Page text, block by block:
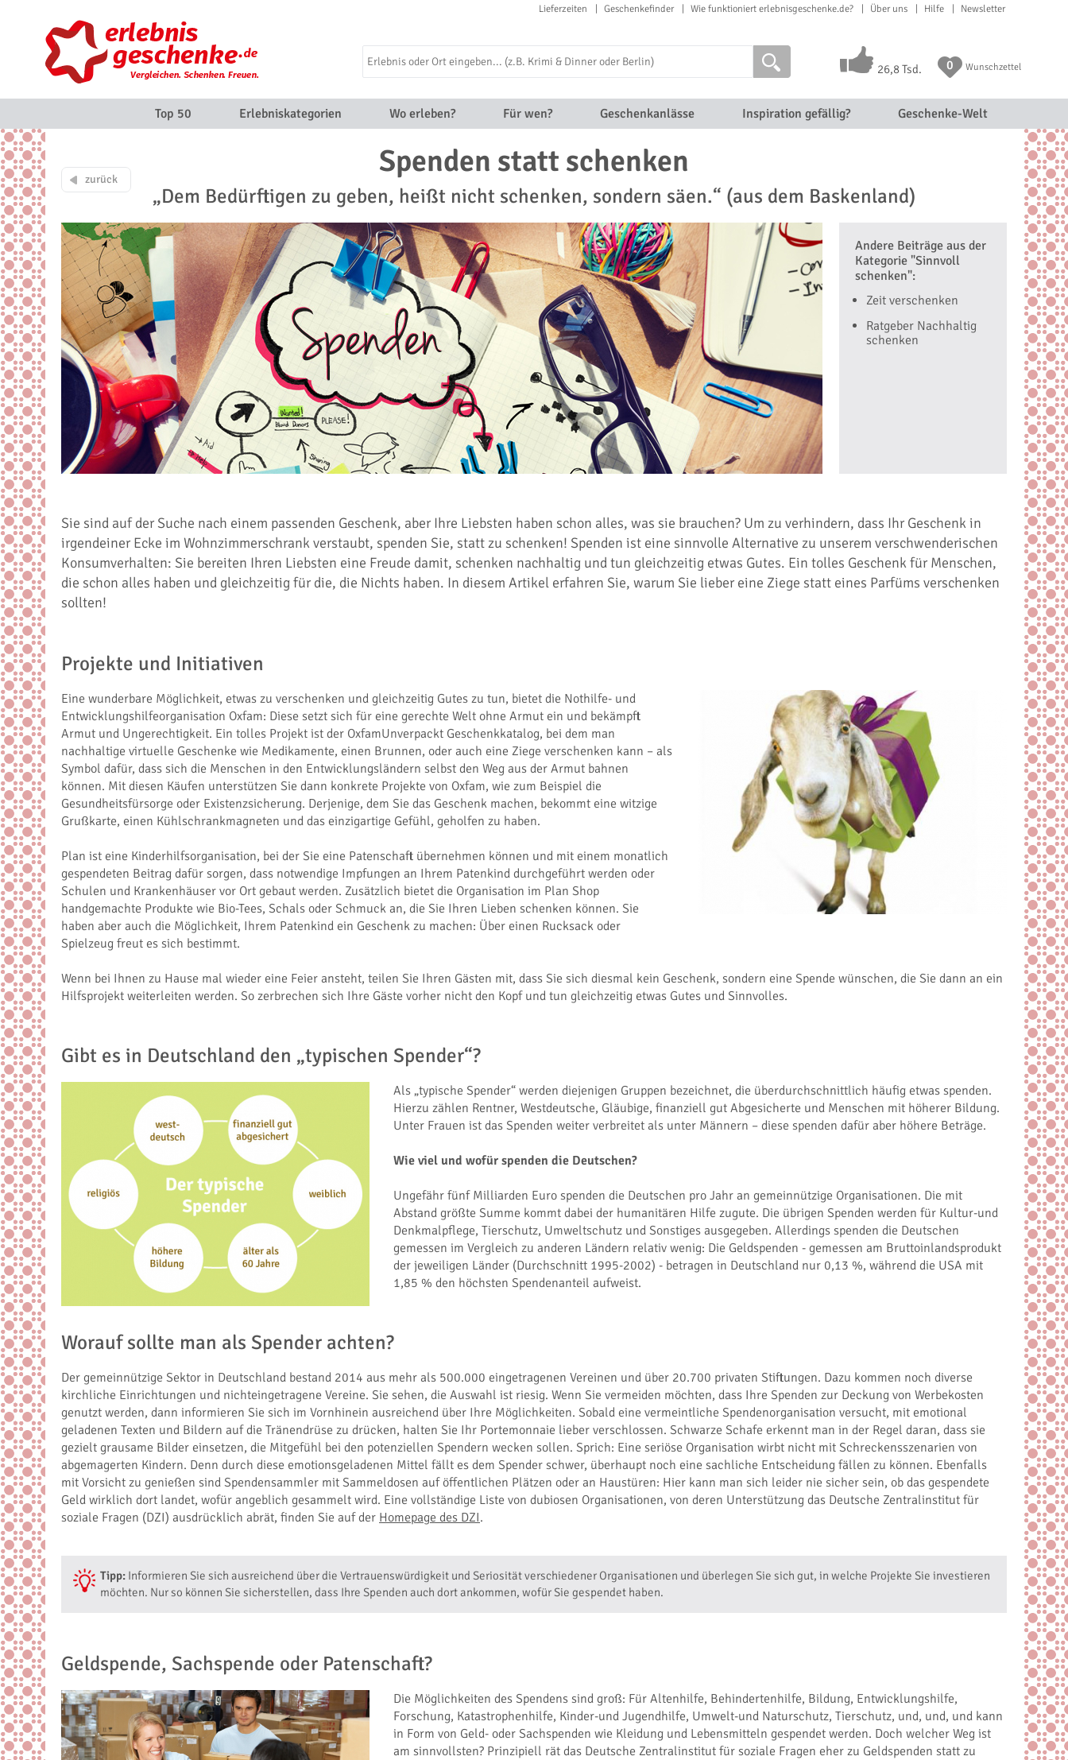
Lieferzeiten Geschenkefinder Wie funktioniert erlebnisgeschenke.de? Über uns Hilfe Newsletter
26,8 Tsd. 0 Wunschzettel
Top 50 Erlebniskategorien Wo erleben? Für wen? Geschenkanlässe Inspiration gefällig? Geschenke-Welt
Spenden statt schenken
„Dem Bedürftigen zu geben, heißt nicht schenken, sondern säen.“ (aus dem Baskenland)
zurück
Andere Beiträge aus der
Kategorie "Sinnvoll
schenken":
Zeit verschenken
Ratgeber Nachhaltig
schenken
Sie sind auf der Suche nach einem passenden Geschenk, aber Ihre Liebsten haben schon alles, was sie brauchen? Um zu verhindern, dass Ihr Geschenk in
irgendeiner Ecke im Wohnzimmerschrank verstaubt, spenden Sie, statt zu schenken! Spenden ist eine sinnvolle Alternative zu unserem verschwenderischen
Konsumverhalten: Sie bereiten Ihren Liebsten eine Freude damit, schenken nachhaltig und tun gleichzeitig etwas Gutes. Ein tolles Geschenk für Menschen,
die schon alles haben und gleichzeitig für die, die Nichts haben. In diesem Artikel erfahren Sie, warum Sie lieber eine Ziege statt eines Parfüms verschenken
sollten!
Projekte und Initiativen
Eine wunderbare Möglichkeit, etwas zu verschenken und gleichzeitig Gutes zu tun, bietet die Nothilfe- und
Entwicklungshilfeorganisation Oxfam: Diese setzt sich für eine gerechte Welt ohne Armut ein und bekämpft
Armut und Ungerechtigkeit. Ein tolles Projekt ist der OxfamUnverpackt Geschenkkatalog, bei dem man
nachhaltige virtuelle Geschenke wie Medikamente, einen Brunnen, oder auch eine Ziege verschenken kann – als
Symbol dafür, dass sich die Menschen in den Entwicklungsländern selbst den Weg aus der Armut bahnen
können. Mit diesen Käufen unterstützen Sie dann konkrete Projekte von Oxfam, wie zum Beispiel die
Gesundheitsfürsorge oder Existenzsicherung. Derjenige, dem Sie das Geschenk machen, bekommt eine witzige
Grußkarte, einen Kühlschrankmagneten und das einzigartige Gefühl, geholfen zu haben.
Plan ist eine Kinderhilfsorganisation, bei der Sie eine Patenschaft übernehmen können und mit einem monatlich
gespendeten Beitrag dafür sorgen, dass notwendige Impfungen an Ihrem Patenkind durchgeführt werden oder
Schulen und Krankenhäuser vor Ort gebaut werden. Zusätzlich bietet die Organisation im Plan Shop
handgemachte Produkte wie Bio-Tees, Schals oder Schmuck an, die Sie Ihren Lieben schenken können. Sie
haben aber auch die Möglichkeit, Ihrem Patenkind ein Geschenk zu machen: Über einen Rucksack oder
Spielzeug freut es sich bestimmt.
Wenn bei Ihnen zu Hause mal wieder eine Feier ansteht, teilen Sie Ihren Gästen mit, dass Sie sich diesmal kein Geschenk, sondern eine Spende wünschen, die Sie dann an ein
Hilfsprojekt weiterleiten werden. So zerbrechen sich Ihre Gäste vorher nicht den Kopf und tun gleichzeitig etwas Gutes und Sinnvolles.
Gibt es in Deutschland den „typischen Spender“?
Als „typische Spender“ werden diejenigen Gruppen bezeichnet, die überdurchschnittlich häufig etwas spenden.
Hierzu zählen Rentner, Westdeutsche, Gläubige, finanziell gut Abgesicherte und Menschen mit höherer Bildung.
Unter Frauen ist das Spenden weiter verbreitet als unter Männern – diese spenden dafür aber höhere Beträge.
Wie viel und wofür spenden die Deutschen?
Ungefähr fünf Milliarden Euro spenden die Deutschen pro Jahr an gemeinnützige Organisationen. Die mit
Abstand größte Summe kommt dabei der humanitären Hilfe zugute. Die übrigen Spenden werden für Kultur-und
Denkmalpflege, Tierschutz, Umweltschutz und Sonstiges ausgegeben. Allerdings spenden die Deutschen
gemessen im Vergleich zu anderen Ländern relativ wenig: Die Geldspenden - gemessen am Bruttoinlandsprodukt
der jeweiligen Länder (Durchschnitt 1995-2002) - betragen in Deutschland nur 0,13 %, während die USA mit
1,85 % den höchsten Spendenanteil aufweist.
Worauf sollte man als Spender achten?
Der gemeinnützige Sektor in Deutschland bestand 2014 aus mehr als 500.000 eingetragenen Vereinen und über 20.700 privaten Stiftungen. Dazu kommen noch diverse
kirchliche Einrichtungen und nichteingetragene Vereine. Sie sehen, die Auswahl ist riesig. Wenn Sie vermeiden möchten, dass Ihre Spenden zur Deckung von Werbekosten
genutzt werden, dann informieren Sie sich im Vornhinein ausreichend über Ihre Möglichkeiten. Sobald eine vermeintliche Spendenorganisation versucht, mit emotional
geladenen Texten und Bildern auf die Tränendrüse zu drücken, halten Sie Ihr Portemonnaie lieber verschlossen. Schwarze Schafe erkennt man in der Regel daran, dass sie
gezielt grausame Bilder einsetzen, die Mitgefühl bei den potenziellen Spendern wecken sollen. Sprich: Eine seriöse Organisation wirbt nicht mit Schreckensszenarien von
abgemagerten Kindern. Denn durch diese emotionsgeladenen Mittel fällt es dem Spender schwer, überhaupt noch eine sachliche Entscheidung fällen zu können. Ebenfalls
mit Vorsicht zu genießen sind Spendensammler mit Sammeldosen auf öffentlichen Plätzen oder an Haustüren: Hier kann man sich leider nie sicher sein, ob das gespendete
Geld wirklich dort landet, wofür angeblich gesammelt wird. Eine vollständige Liste von dubiosen Organisationen, von deren Unterstützung das Deutsche Zentralinstitut für
soziale Fragen (DZI) ausdrücklich abrät, finden Sie auf der Homepage des DZI.
Tipp: Informieren Sie sich ausreichend über die Vertrauenswürdigkeit und Seriosität verschiedener Organisationen und überlegen Sie sich gut, in welche Projekte Sie investieren
möchten. Nur so können Sie sicherstellen, dass Ihre Spenden auch dort ankommen, wofür Sie gespendet haben.
Geldspende, Sachspende oder Patenschaft?
Die Möglichkeiten des Spendens sind groß: Für Altenhilfe, Behindertenhilfe, Bildung, Entwicklungshilfe,
Forschung, Katastrophenhilfe, Kinder-und Jugendhilfe, Umwelt-und Naturschutz, Tierschutz, und, und, und kann
in Form von Geld- oder Sachspenden wie Kleidung und Lebensmitteln gespendet werden. Doch welcher Weg ist
am sinnvollsten? Prinzipiell rät das Deutsche Zentralinstitut für soziale Fragen eher zu Geldspenden statt zu